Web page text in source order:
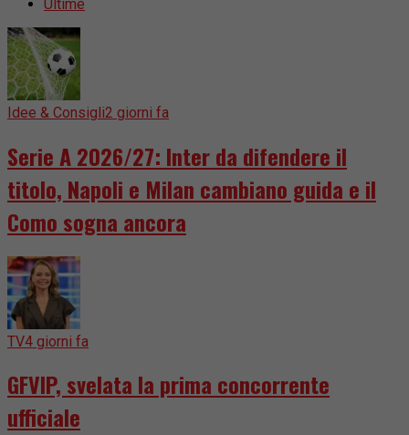
Ultime
Idee & Consigli2 giorni fa
Serie A 2026/27: Inter da difendere il
titolo, Napoli e Milan cambiano guida e il
Como sogna ancora
TV4 giorni fa
GFVIP, svelata la prima concorrente
ufficiale